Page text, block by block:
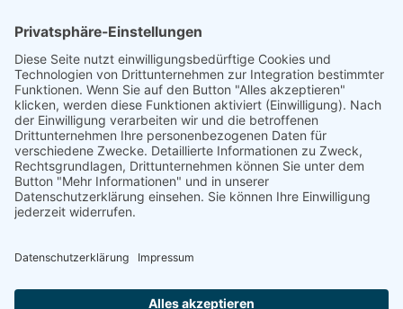
Vakhandelaar
SHP Vakkennis
SHP-downloads
Configurator
Selecteer de taal
DE
EN
PL